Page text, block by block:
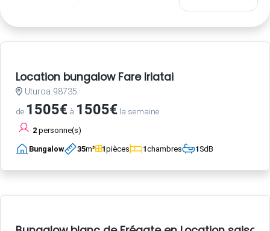
Location bungalow Fare Iriatai
Uturoa 98735
de 1505€ à 1505€ la semaine
2 personne(s)
Bungalow 35m² 1pièces 1chambres 1SdB